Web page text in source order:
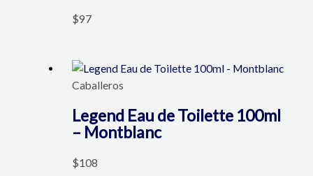
$97
Caballeros
Legend Eau de Toilette 100ml
– Montblanc
$108